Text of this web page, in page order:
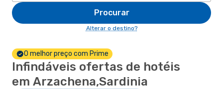
Procurar
Alterar o destino?
O melhor preço com Prime
Infindáveis ofertas de hotéis
em Arzachena,Sardinia